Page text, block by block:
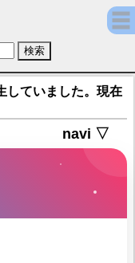
)【百鬼異聞録～
していました。現在
navi ▽